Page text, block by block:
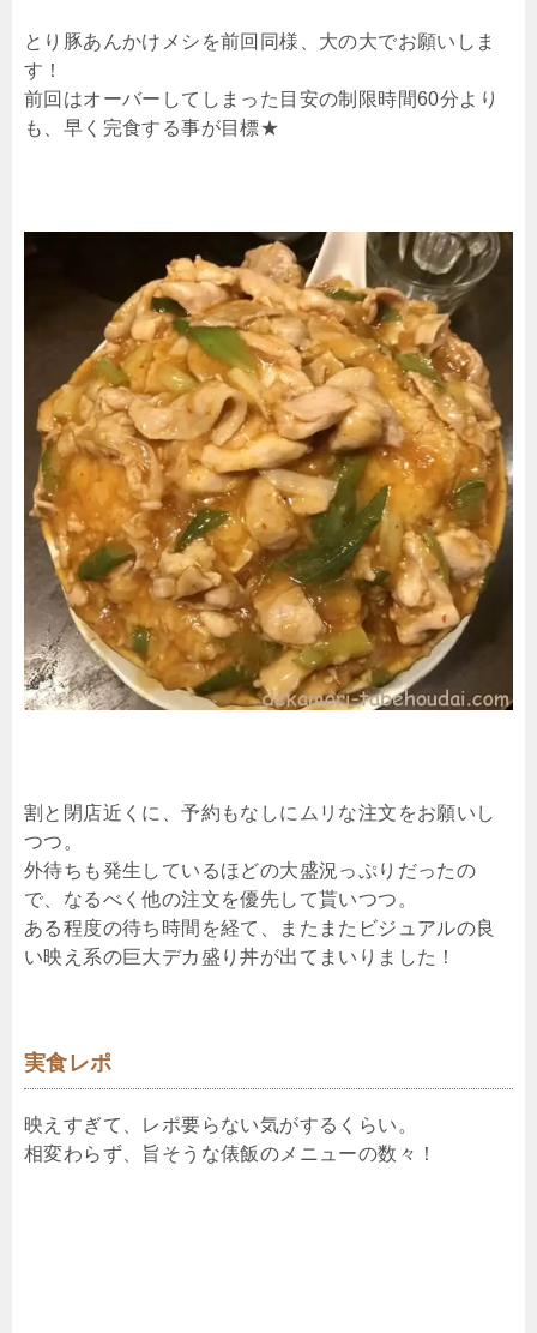
とり豚あんかけメシを前回同様、大の大でお願いしま
す！
前回はオーバーしてしまった目安の制限時間60分より
も、早く完食する事が目標★
割と閉店近くに、予約もなしにムリな注文をお願いし
つつ。
外待ちも発生しているほどの大盛況っぷりだったの
で、なるべく他の注文を優先して貰いつつ。
ある程度の待ち時間を経て、またまたビジュアルの良
い映え系の巨大デカ盛り丼が出てまいりました！
実食レポ
映えすぎて、レポ要らない気がするくらい。
相変わらず、旨そうな俵飯のメニューの数々！